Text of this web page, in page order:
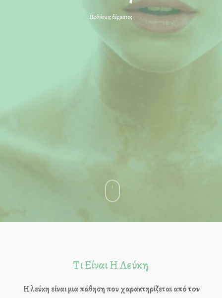
Παθήσεις δέρματος
Τι Είναι Η Λεύκη
Ηλεύκη είναι μια πάθηση που χαρακτηρίζεται από τον